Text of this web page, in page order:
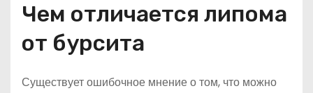
Чем отличается липома
от бурсита
Существует ошибочное мнение о том, что можно